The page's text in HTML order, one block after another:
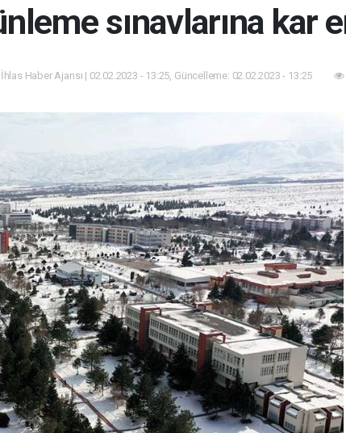
sınavlarına kar
Haber Ajansı | 02.02.2023 - 13:25, Güncelleme: 02.02.2023 - 13:25